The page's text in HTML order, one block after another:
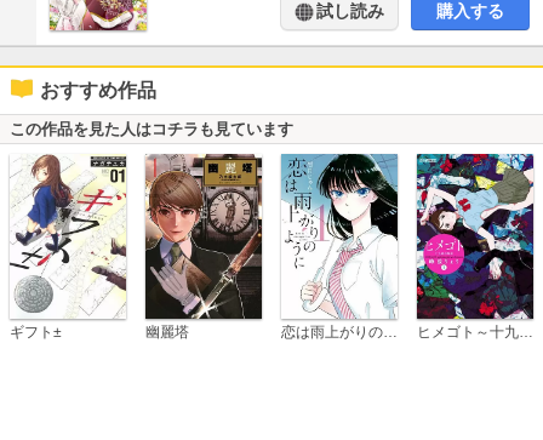
試し読み 購入する
おすすめ作品
この作品を見た人はコチラも見ています
ギフト± 幽麗塔 ヒメゴト～十九歳の制服～